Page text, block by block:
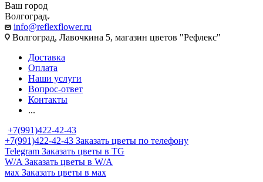
Ваш город
Волгоград
info@reflexflower.ru
Волгоград, Лавочкина 5, магазин цветов "Рефлекс"
Доставка
Оплата
Наши услуги
Вопрос-ответ
Контакты
...
+7(991)422-42-43
+7(991)422-42-43 Заказать цветы по телефону
Telegram Заказать цветы в TG
W/A Заказать цветы в W/A
мах Заказать цветы в мах